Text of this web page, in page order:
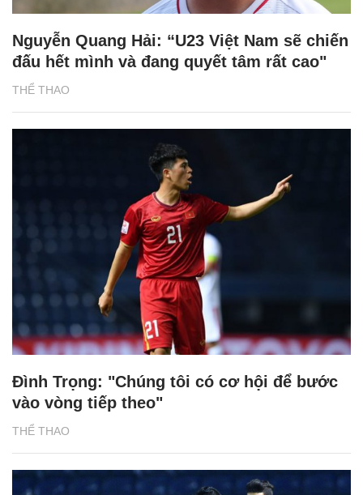
THỂ THAO
Nguyễn Quang Hải: “U23 Việt Nam sẽ chiến
đấu hết mình và đang quyết tâm rất cao"
THỂ THAO
Đình Trọng: "Chúng tôi có cơ hội để bước
vào vòng tiếp theo"